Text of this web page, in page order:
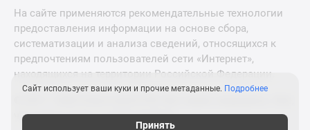
На сайте применяются рекомендательные технологии
предоставления информации на основе сбора,
систематизации и анализа сведений, относящихся к
предпочтениям пользователей сети «Интернет»,
находящихся на территории Российской Федерации.
что нужно знать о новостройках
Сайт использует ваши куки и прочие метаданные. Подробнее
Принять